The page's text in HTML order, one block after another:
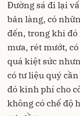
Đường sá đi lại
bản làng, có
đến, trong khi
mưa, rét mướt,
quá kiệt sức
có tư liệu quý
đó kinh phí cho
không có chế độ